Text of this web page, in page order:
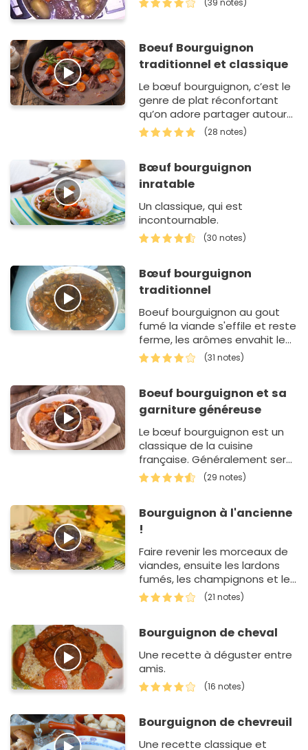
Boeuf Bourguignon
traditionnel et classique
Le bœuf bourguignon, c’est le
genre de plat réconfortant
qu’on adore partager autour
d’une grande table. La viande
est d'abord marin&…
(28 notes)
Bœuf bourguignon
inratable
Un classique, qui est
incontournable.
(30 notes)
Bœuf bourguignon
traditionnel
Boeuf bourguignon au gout
fumé la viande s'effile et reste
ferme, les arômes envahit le
palais
(31 notes)
Boeuf bourguignon et sa
garniture généreuse
Le bœuf bourguignon est un
classique de la cuisine
française. Généralement servi
en hiver, ce plat va parvenir à
réconforte…
(29 notes)
Bourguignon à l'ancienne
!
Faire revenir les morceaux de
viandes, ensuite les lardons
fumés, les champignons et les
carottes.
(21 notes)
Bourguignon de cheval
Une recette à déguster entre
amis.
(16 notes)
Bourguignon de chevreuil
Une recette classique et